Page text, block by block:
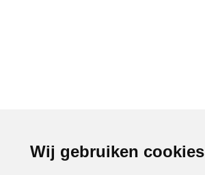
Wij gebruiken cookies